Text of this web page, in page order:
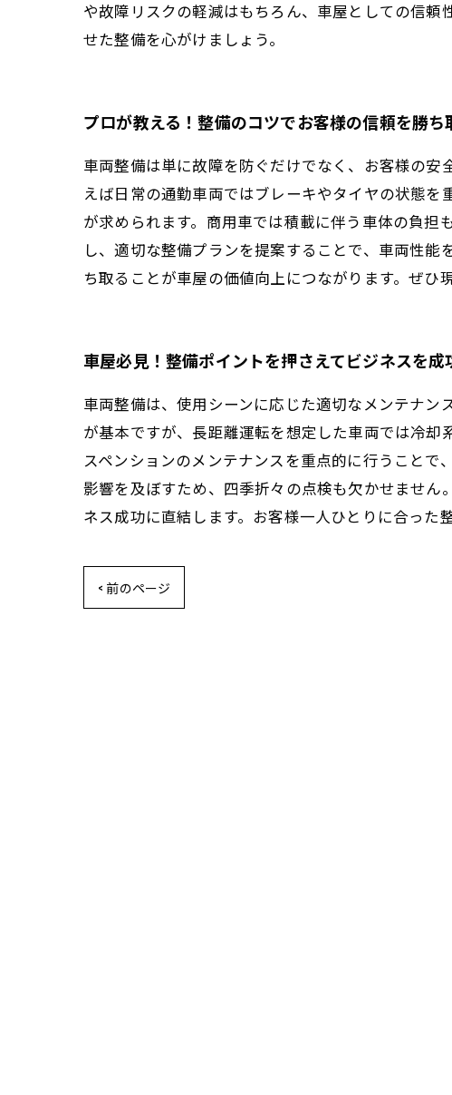
や故障リスクの軽減はもちろん、車屋としての信
せた整備を心がけましょう。
プロが教える！整備のコツでお客様の信頼を勝ち
車両整備は単に故障を防ぐだけでなく、お客様の
えば日常の通勤車両ではブレーキやタイヤの状態
が求められます。商用車では積載に伴う車体の負
し、適切な整備プランを提案することで、車両性
ち取ることが車屋の価値向上につながります。ぜひ
車屋必見！整備ポイントを押さえてビジネスを成
車両整備は、使用シーンに応じた適切なメンテナ
が基本ですが、長距離運転を想定した車両では冷
スペンションのメンテナンスを重点的に行うこと
影響を及ぼすため、四季折々の点検も欠かせませ
ネス成功に直結します。お客様一人ひとりに合った
< 前のページ